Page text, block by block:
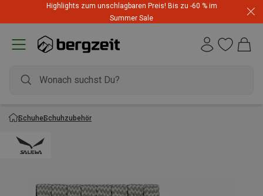
Highlights zum unschlagbaren Preis! Bis zu -60 % im
Summer Sale
SchuheSchuhzubehör